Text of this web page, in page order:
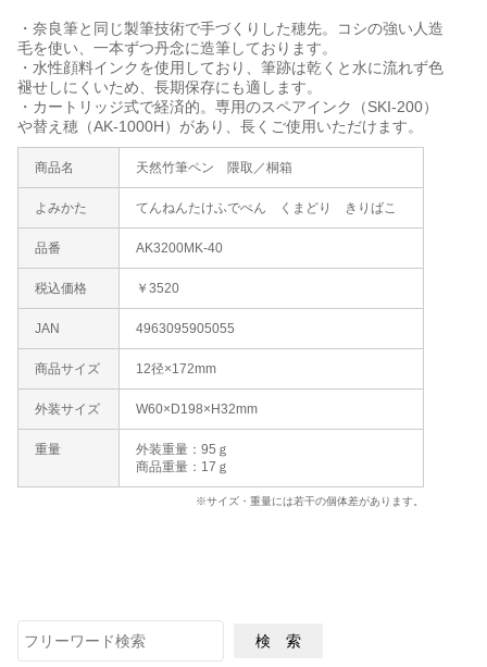
・奈良筆と同じ製筆技術で手づくりした穂先。コシの強い人造
毛を使い、一本ずつ丹念に造筆しております。
・水性顔料インクを使用しており、筆跡は乾くと水に流れず色
褪せしにくいため、長期保存にも適します。
・カートリッジ式で経済的。専用のスペアインク（SKI-200）
や替え穂（AK-1000H）があり、長くご使用いただけます。
※サイズ・重量には若干の個体差があります。
商品名 天然竹筆ペン 隈取／桐箱
よみかた てんねんたけふでぺん くまどり きりばこ
品番 AK3200MK-40
税込価格 ￥3520
JAN 4963095905055
商品サイズ 12径×172mm
外装サイズ W60×D198×H32mm
重量
外装重量：95ｇ
商品重量：17ｇ